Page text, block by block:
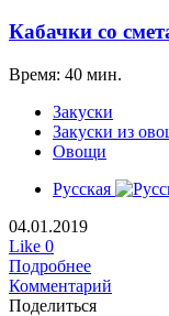
Кабачки со
Время: 40 мин.
Закуски
Закуски из
Овощи
Русская
04.01.2019
Like 0
Подробнее
Комментарий
Поделиться